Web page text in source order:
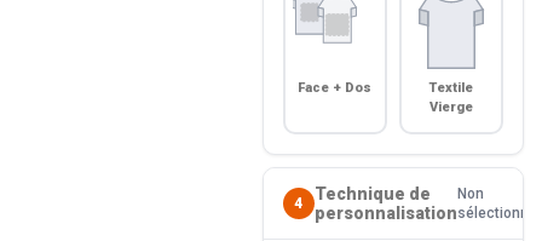
Face + Dos
Textile
Vierge
4
Technique de
personnalisation
Non
sélectionné